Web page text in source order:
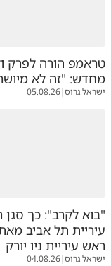
טראמפ הורה לפרק
מחדש: "זה לא
ישראל גרוס|
05.08.26
"בוא לקרב": כך סגן
עיריית תל אביב
ראש עיריית ניו יורק
ישראל גרוס|
04.08.26